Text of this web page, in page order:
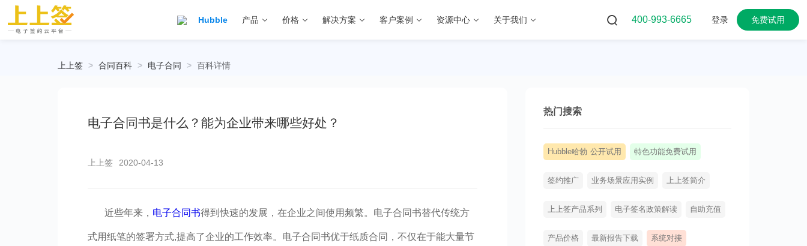
Hubble 产品 价格 解决方案 客户案例 资源中心 关于我们 400-993-6665 登录 免费试用
上上签 > 合同百科 > 电子合同 > 百科详情
电子合同书是什么？能为企业带来哪些好处？
上上签 2020-04-13
近些年来， 电子合同书得到快速的发展，在企业之间使用频繁。电子合同书替代传统方
式用纸笔的签署方式,提高了企业的工作效率。电子合同书优于纸质合同，不仅在于能大量节
热门搜索
Hubble哈勃 公开试用 特色功能免费试用
签约推广 业务场景应用实例 上上签简介
上上签产品系列 电子签名政策解读 自助充值
产品价格 最新报告下载 系统对接